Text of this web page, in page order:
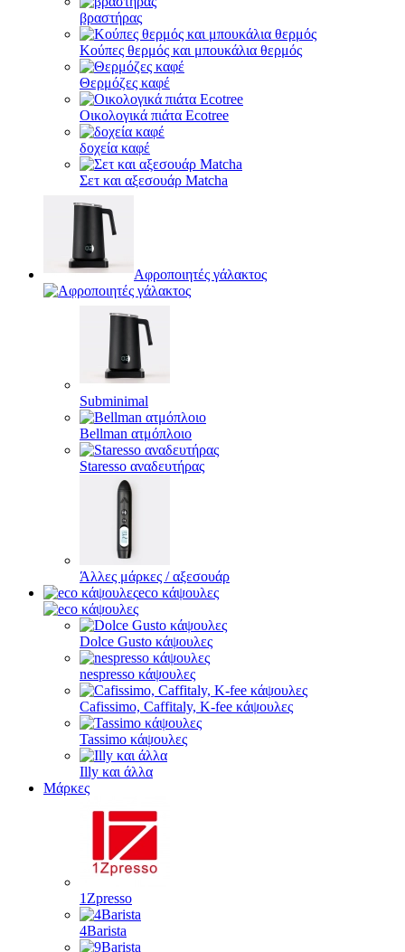
βραστήρας
Κούπες θερμός και μπουκάλια θερμός
Θερμόζες καφέ
Οικολογικά πιάτα Ecotree
δοχεία καφέ
Σετ και αξεσουάρ Matcha
Αφροποιητές γάλακτος
Subminimal
Bellman ατμόπλοιο
Staresso αναδευτήρας
Άλλες μάρκες / αξεσουάρ
eco κάψουλες
Dolce Gusto κάψουλες
nespresso κάψουλες
Cafissimo, Caffitaly, K-fee κάψουλες
Tassimo κάψουλες
Illy και άλλα
Μάρκες
1Zpresso
4Barista